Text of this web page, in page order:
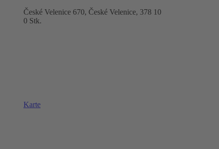
České Velenice 670, České Velenice, 378 10
0 Stk.
Karte